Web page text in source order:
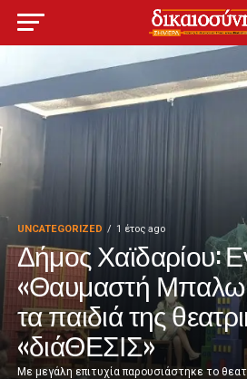
UNCATEGORIZED 1 έτος ago
Δήμος Χαϊδαρίου:
«Θαυμαστή
τα παιδιά της
«διάΘΕΣΙΣ»
Με μεγάλη επιτυχία παρουσιάστηκε το